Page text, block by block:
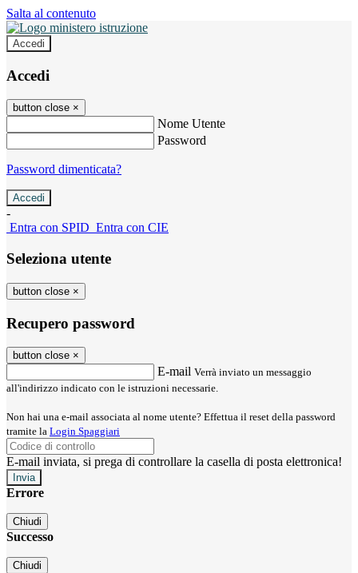
Salta al contenuto
Accedi
Accedi
button close ×
Nome Utente
Password
Password dimenticata?
-
Entra con SPID Entra con CIE
Seleziona utente
button close ×
Recupero password
button close ×
E-mail Verrà inviato un messaggio
all'indirizzo indicato con le istruzioni necessarie.
Non hai una e-mail associata al nome utente? Effettua il reset della password
tramite la Login Spaggiari
E-mail inviata, si prega di controllare la casella di posta elettronica!
Errore
Chiudi
Successo
Chiudi